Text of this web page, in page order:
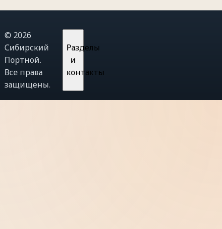
© 2026
Сибирский
Портной.
Все права
защищены.
Разделы
и
контакты